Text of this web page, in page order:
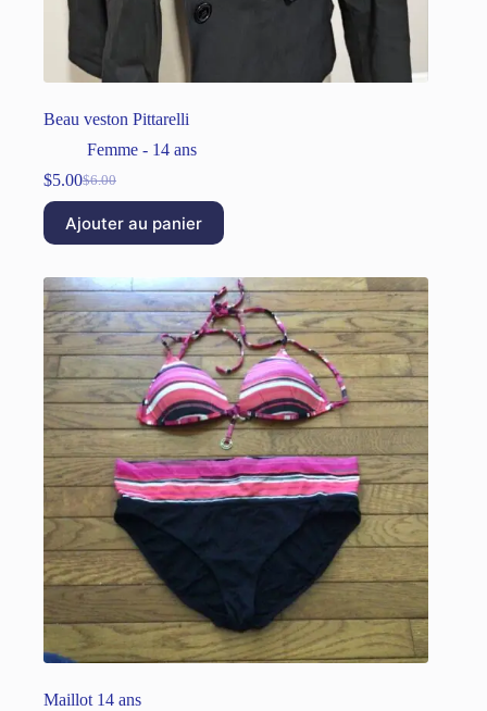
Beau veston Pittarelli
Femme - 14 ans
$6.00
$5.00
Ajouter au panier
Maillot 14 ans